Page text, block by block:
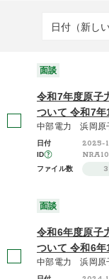
(59)
(59)
2024年度 / 令和6年
(2)
日付（新しい
施設（昇順）
タイトル（昇順
面談
令和7年度原子
ついて 令和7年
中部電力 浜岡原
日付 2025-
ID
ファイル数 3
面談
令和6年度原子
ついて 令和6年
中部電力 浜岡原